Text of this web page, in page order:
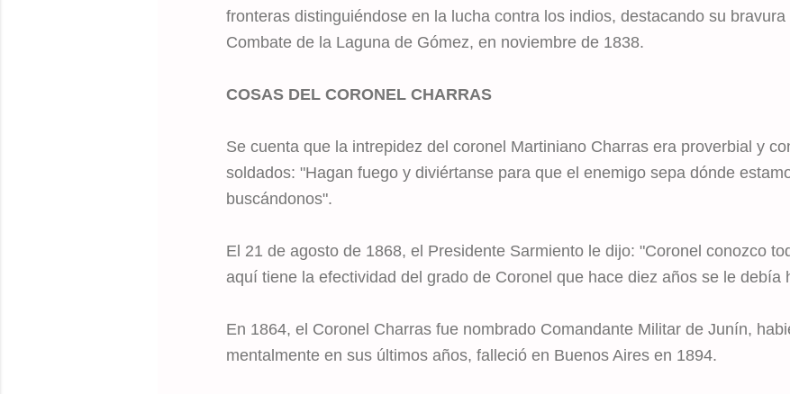
fronteras distinguiéndose en la lucha contra los indios, destacando su
Combate de la Laguna de Gómez, en noviembre de 1838.
COSAS DEL CORONEL CHARRAS
Se cuenta que la intrepidez del coronel Martiniano Charras era proverbial y
soldados: "Hagan fuego y diviértanse para que el enemigo sepa dónde
buscándonos".
El 21 de agosto de 1868, el Presidente Sarmiento le dijo: "Coronel conozco
aquí tiene la efectividad del grado de Coronel que hace diez años se le debía
En 1864, el Coronel Charras fue nombrado Comandante Militar de Junín,
mentalmente en sus últimos años, falleció en Buenos Aires en 1894.